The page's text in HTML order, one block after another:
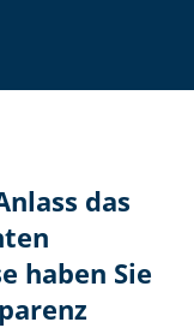
das
haben Sie